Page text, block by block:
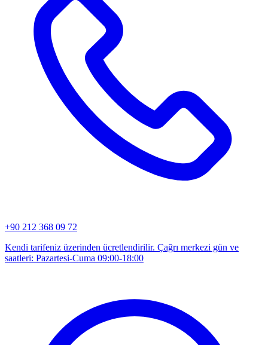
+90 212 368 09 72
Kendi tarifeniz üzerinden ücretlendirilir. Çağrı merkezi gün ve
saatleri: Pazartesi-Cuma 09:00-18:00